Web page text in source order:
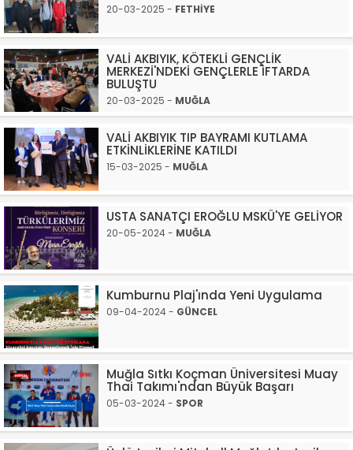
20-03-2025 - FETHİYE
VALİ AKBIYIK, KÖTEKLİ GENÇLİK
MERKEZİ'NDEKİ GENÇLERLE İFTARDA
BULUŞTU
20-03-2025 - MUĞLA
VALİ AKBIYIK TIP BAYRAMI KUTLAMA
ETKİNLİKLERİNE KATILDI
15-03-2025 - MUĞLA
USTA SANATÇI EROĞLU MSKÜ'YE GELİYOR
20-05-2024 - MUĞLA
Kumburnu Plaj'ında Yeni Uygulama
09-04-2024 - GÜNCEL
Muğla Sıtkı Koçman Üniversitesi Muay
Thai Takımı'ndan Büyük Başarı
05-03-2024 - SPOR